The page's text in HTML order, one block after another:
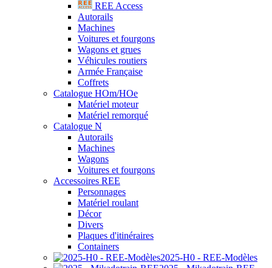
REE Access
Autorails
Machines
Voitures et fourgons
Wagons et grues
Véhicules routiers
Armée Française
Coffrets
Catalogue HOm/HOe
Matériel moteur
Matériel remorqué
Catalogue N
Autorails
Machines
Wagons
Voitures et fourgons
Accessoires REE
Personnages
Matériel roulant
Décor
Divers
Plaques d'itinéraires
Containers
2025-H0 - REE-Modèles